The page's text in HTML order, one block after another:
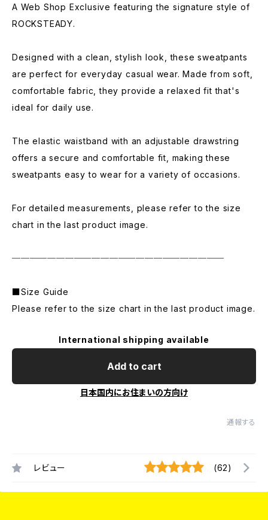
A Web Shop Exclusive featuring the signature style of
ROCKSTEADY.
Designed with a clean, stylish look, these sweatpants
are perfect for everyday casual wear. Made from soft,
comfortable fabric, they provide a relaxed fit that's
ideal for daily use.
The elastic waistband with an adjustable drawstring
offers a secure and comfortable fit, making these
sweatpants easy to wear for a variety of occasions.
For detailed measurements, please refer to the size
chart in the last product image.
────────────────────────
■Size Guide
Please refer to the size chart in the last product image.
International shipping available
Add to cart
日本国内にお住まいの方向け
通報する
レビュー (62)